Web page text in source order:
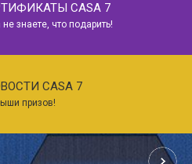
CASA 7
знаете, что подарить!
CASA 7
призов!